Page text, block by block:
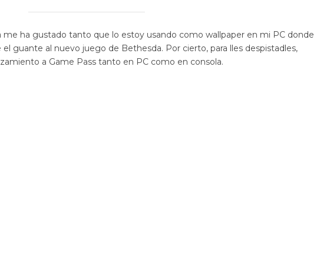
ha gustado tanto que lo estoy usando como wallpaper en mi PC donde
guante al nuevo juego de Bethesda. Por cierto, para lles despistadles,
a Game Pass tanto en PC como en consola.